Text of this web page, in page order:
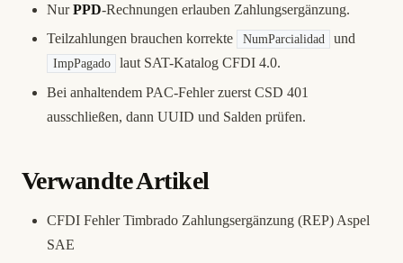
NurPPD-Rechnungen erlauben Zahlungsergänzung.
Teilzahlungen brauchen korrekte
NumParcialidad und
ImpPagado
laut SAT-Katalog CFDI 4.0.
Bei anhaltendem PAC-Fehler zuerst CSD 401
ausschließen, dann UUID und Salden prüfen.
Verwandte Artikel
CFDI Fehler Timbrado Zahlungsergänzung (REP) Aspel
SAE